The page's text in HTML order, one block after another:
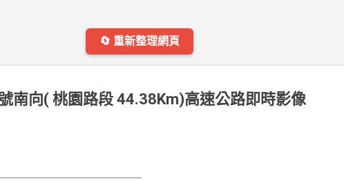
🔄 重新整理網頁
南向( 桃園路段 44.38Km)高速公路即時影像